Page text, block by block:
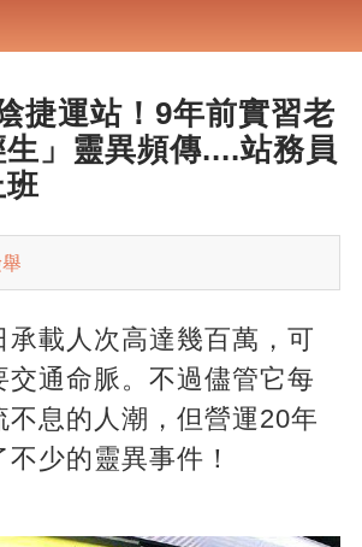
捷運站！9年前實習老
」靈異頻傳....站務員
班
承載人次高達幾百萬，可
交通命脈。不過儘管它每
不息的人潮，但營運20年
少的靈異事件！